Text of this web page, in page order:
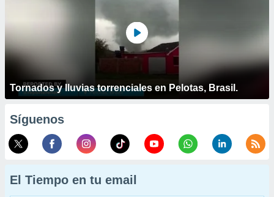
Tornados y lluvias torrenciales en Pelotas, Brasil.
Síguenos
El Tiempo en tu email